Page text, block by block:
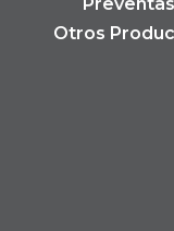
Preventas
Otros